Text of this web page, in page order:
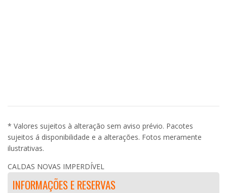
* Valores sujeitos à alteração sem aviso prévio. Pacotes
sujeitos á disponibilidade e a alterações. Fotos meramente
ilustrativas.
CALDAS NOVAS IMPERDÍVEL
INFORMAÇÕES E RESERVAS